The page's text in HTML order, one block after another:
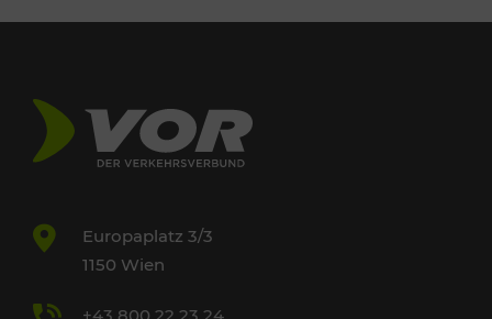
Europaplatz 3/3
1150 Wien